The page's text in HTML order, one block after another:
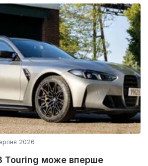
2026
Touring може вперше